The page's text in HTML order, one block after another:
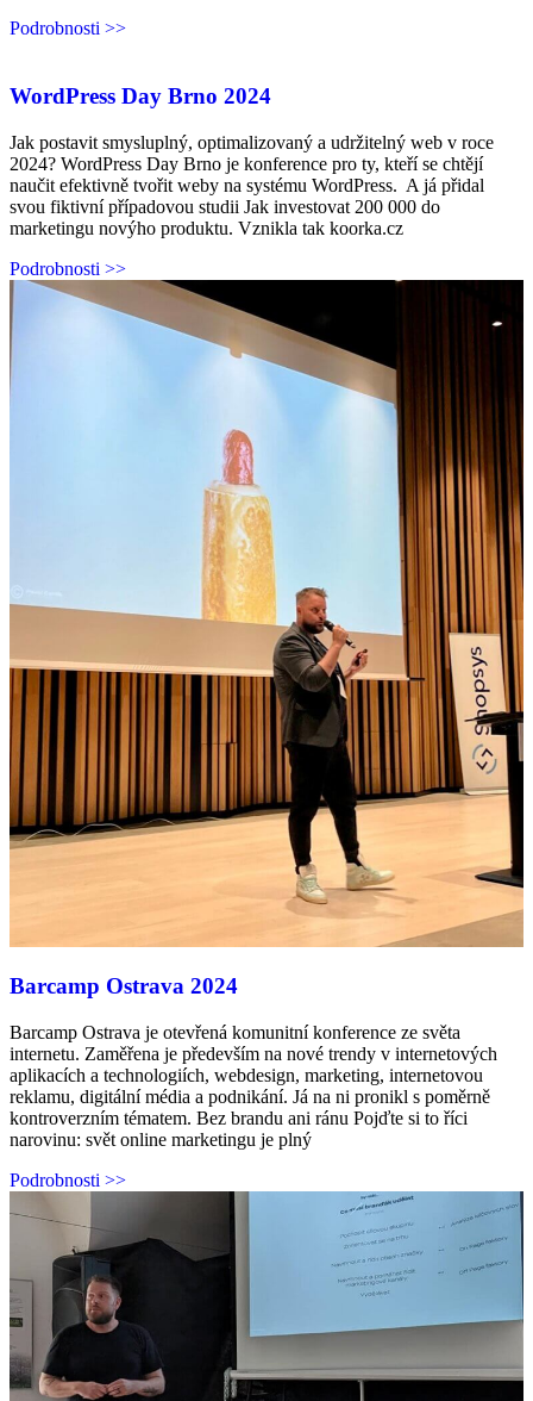
Podrobnosti >>
WordPress Day Brno 2024
Jak postavit smysluplný, optimalizovaný a udržitelný web v roce
2024? WordPress Day Brno je konference pro ty, kteří se chtějí
naučit efektivně tvořit weby na systému WordPress. A já přidal
svou fiktivní případovou studii Jak investovat 200 000 do
marketingu novýho produktu. Vznikla tak koorka.cz
Podrobnosti >>
Barcamp Ostrava 2024
Barcamp Ostrava je otevřená komunitní konference ze světa
internetu. Zaměřena je především na nové trendy v internetových
aplikacích a technologiích, webdesign, marketing, internetovou
reklamu, digitální média a podnikání. Já na ni pronikl s poměrně
kontroverzním tématem. Bez brandu ani ránu Pojďte si to říci
narovinu: svět online marketingu je plný
Podrobnosti >>